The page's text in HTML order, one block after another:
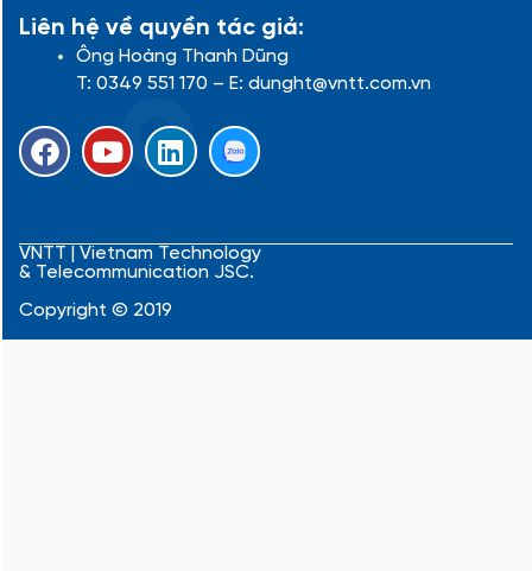
Liên hệ về quyền tác giả:
Ông Hoàng Thanh Dũng
T: 0349 551 170 – E: dunght@vntt.com.vn
F
a
b
o
o
k
Y
o
u
b
e
L
i
e
d
i
n
VNTT | Vietnam Technology
& Telecommunication JSC.
Copyright © 2019